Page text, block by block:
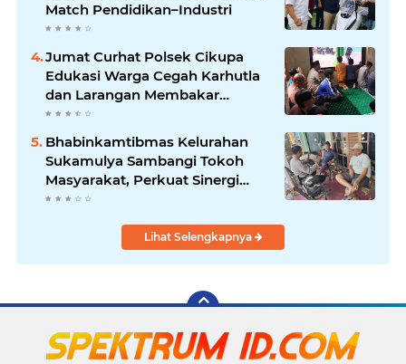
Match Pendidikan–Industri
Jumat Curhat Polsek Cikupa
Edukasi Warga Cegah Karhutla
dan Larangan Membakar
Sampah
Bhabinkamtibmas Kelurahan
Sukamulya Sambangi Tokoh
Masyarakat, Perkuat Sinergi
Jaga Kamtibmas
Lihat Selengkapnya